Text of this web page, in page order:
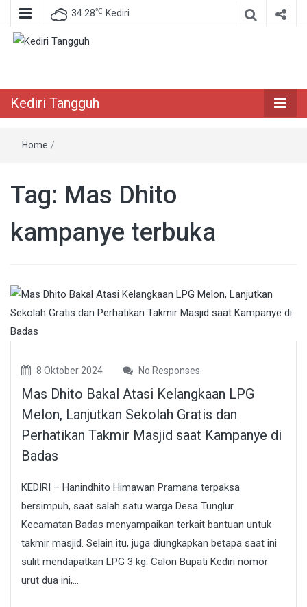
34.28℃ Kediri
Kediri Tangguh
Home /
Tag: Mas Dhito
kampanye terbuka
8 Oktober 2024 No Responses
Mas Dhito Bakal Atasi Kelangkaan LPG
Melon, Lanjutkan Sekolah Gratis dan
Perhatikan Takmir Masjid saat Kampanye di
Badas
KEDIRI – Hanindhito Himawan Pramana terpaksa
bersimpuh, saat salah satu warga Desa Tunglur
Kecamatan Badas menyampaikan terkait bantuan untuk
takmir masjid. Selain itu, juga diungkapkan betapa saat ini
sulit mendapatkan LPG 3 kg. Calon Bupati Kediri nomor
urut dua ini,...